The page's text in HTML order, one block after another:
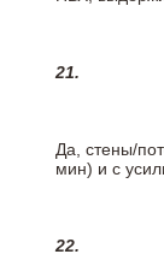
21.
Да, стены/
мин) и с
22.